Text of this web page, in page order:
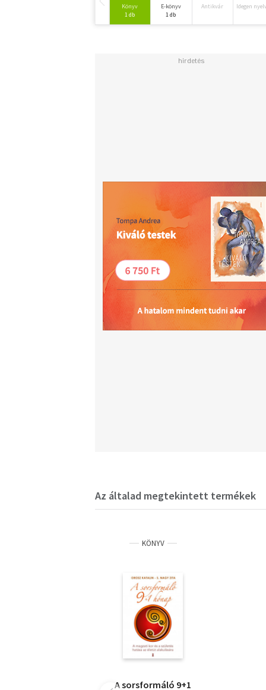
Könyv
1 db
E-könyv
1 db
Antikvár Idegen
Az általad megtekintett termékek
KÖNYV
A sorsformáló 9+1